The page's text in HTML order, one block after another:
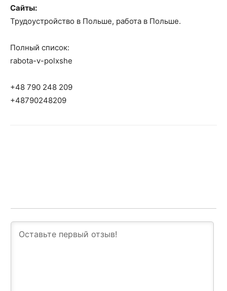
Сайты:
Трудоустройство в Польше, работа в Польше.
Полный список:
rabota-v-polxshe
+48 790 248 209
+48790248209